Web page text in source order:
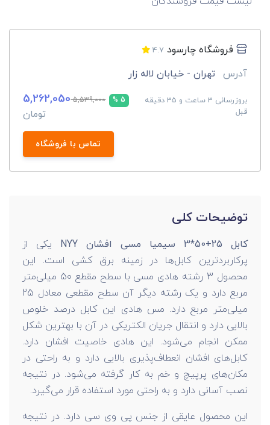
فروشگاه چارسود 4.7
آدرس تهران - خیابان لاله زار
بروزرسانی 3 ساعت و 35 دقیقه
قبل
5 %
5,539,000
5,262,050
تومان
تماس با فروشگاه
توضیحات کلی
کابل 25+50*3 سیمیا مسی افشان NYY
یکی از
پرکاربردترین کابل‌ها در زمینه برق کشی است. این
محصول 3 رشته هادی مسی با سطح مقطع 50 میلی‌متر
مربع دارد و یک رشته دیگر آن سطح مقطعی معادل 25
میلی‌متر مربع دارد. مس هادی این کابل درصد خلوص
بالایی دارد و انتقال جریان الکتریکی در آن با بهترین شکل
ممکن انجام می‌شود. این هادی خاصیت افشان دارد.
کابل‌های افشان انعطاف‌پذیری بالایی دارد و به راحتی در
مکان‌های پرپیچ و خم به کار گرفته می‌شود. در نتیجه
نصب آسانی دارد و به راحتی مورد استفاده قرار می‌گیرد.
این محصول عایقی از جنس پی وی سی دارد. در نتیجه